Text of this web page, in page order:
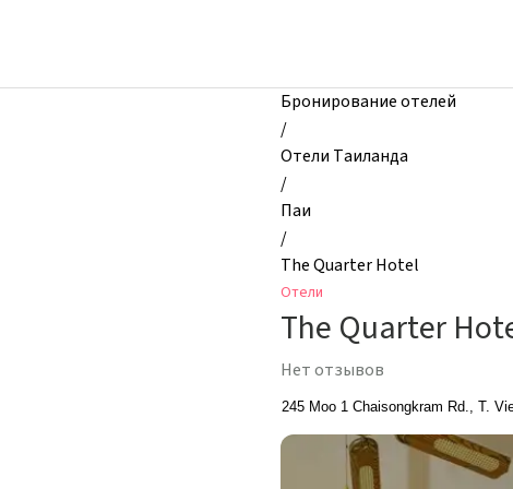
The
Бронирование отелей
/
Отели Таиланда
/
Паи
/
The Quarter Hotel
Отели
The Quarter
Нет отзывов
245 Moo 1 Chaisongkram Rd., T.